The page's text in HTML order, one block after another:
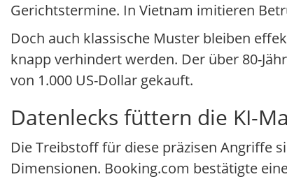
Gerichtstermine. In Vietnam imitieren
Doch auch klassische Muster bleiben
knapp verhindert werden. Der über 80-
von 1.000 US-Dollar gekauft.
Datenlecks füttern die KI-
Die Treibstoff für diese präzisen Angriffe
Dimensionen. Booking.com bestätigte